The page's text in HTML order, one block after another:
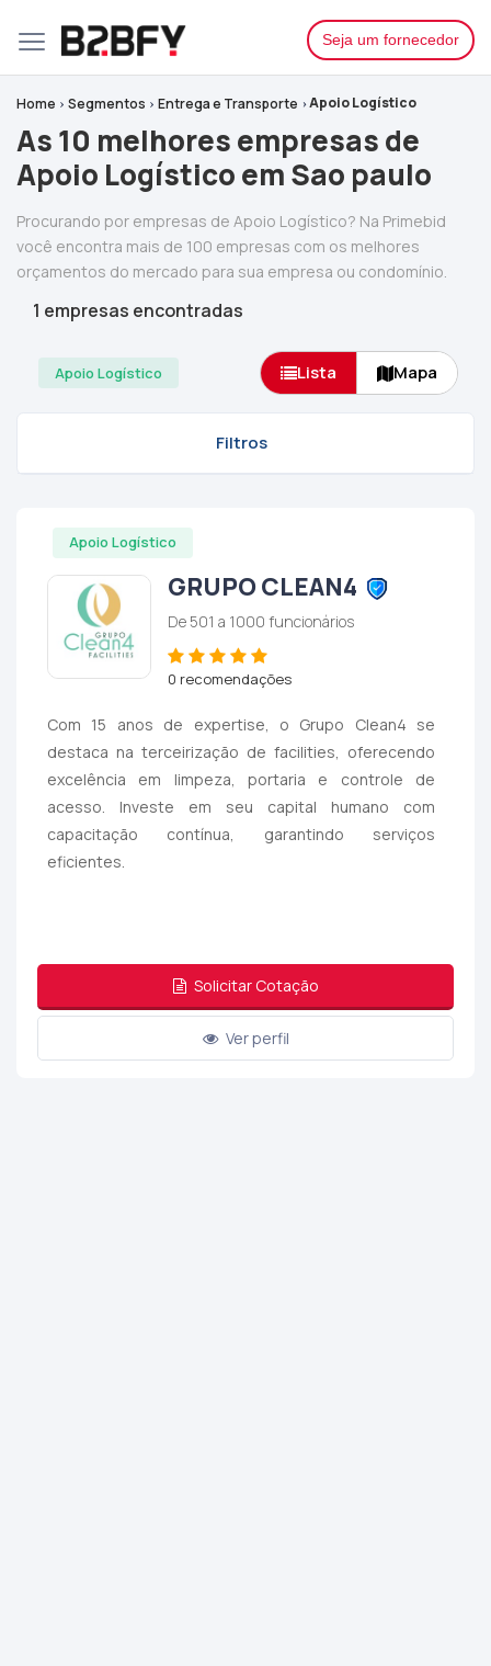
Seja um fornecedor
Home Segmentos Entrega e Transporte Apoio Logístico
As 10 melhores empresas de
Apoio Logístico em Sao paulo
Procurando por empresas de Apoio Logístico? Na Primebid
você encontra mais de 100 empresas com os melhores
orçamentos do mercado para sua empresa ou condomínio.
1 empresas encontradas
Apoio Logístico Lista Mapa
Filtros
Apoio Logístico
GRUPO CLEAN4
De 501 a 1000 funcionários
0 recomendações
Com 15 anos de expertise, o Grupo Clean4 se
destaca na terceirização de facilities, oferecendo
excelência em limpeza, portaria e controle de
acesso. Investe em seu capital humano com
capacitação contínua, garantindo serviços
eficientes.
Solicitar Cotação
Ver perfil